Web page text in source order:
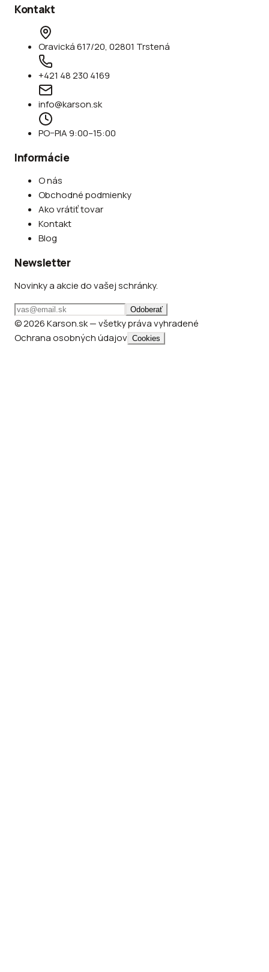
Kontakt
Oravická 617/20, 02801 Trstená
+421 48 230 4169
info@karson.sk
PO–PIA 9:00–15:00
Informácie
O nás
Obchodné podmienky
Ako vrátiť tovar
Kontakt
Blog
Newsletter
Novinky a akcie do vašej schránky.
Odoberať
© 2026 Karson.sk — všetky práva vyhradené
Ochrana osobných údajov Cookies